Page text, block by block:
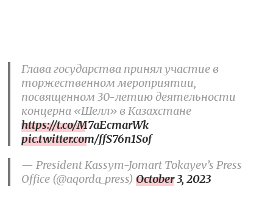
Глава государства принял участие в
торжественном мероприятии,
посвященном 30-летию деятельности
концерна «Шелл» в Казахстане
https://t.co/M7aEcmarWk
pic.twitter.com/ffS76n1Sof
— President Kassym-Jomart Tokayev’s Press
Office (@aqorda_press)October 3, 2023